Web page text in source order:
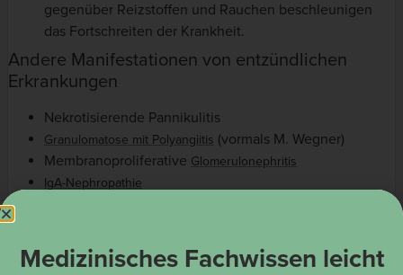
gegenüber Reizstoffen und Rauchen beschleunigen
das Fortschreiten der Krankheit.
Andere Manifestationen von entzündlichen
Erkrankungen
Nekrotisierende Pannikulitis
Granulomatose mit Polyangiitis (vormals M. Wegner)
Membranoproliferative Glomerulonephritis
IgA-Nephropathie
Medizinisches Fachwissen leicht